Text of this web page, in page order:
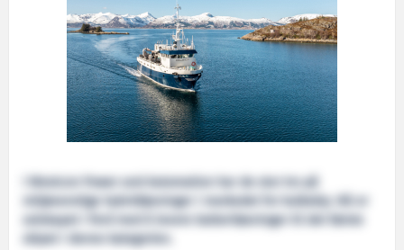
I Westcon Power and Automation har de stor tro på
miljøvennlige hybridløsninger i markedet for bulkskip. Nå er
selskapet i ferd med å levere batteriløsninger til det første
skipet i denne kategorien.